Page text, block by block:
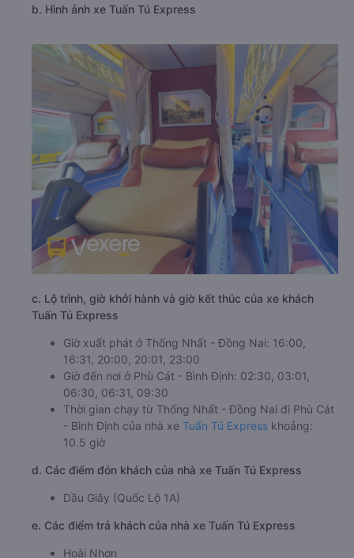
b. Hình ảnh xe Tuấn Tú Express
c. Lộ trình, giờ khởi hành và giờ kết thúc của xe khách
Tuấn Tú Express
Giờ xuất phát ở Thống Nhất - Đồng Nai: 16:00,
16:31, 20:00, 20:01, 23:00
Giờ đến nơi ở Phù Cát - Bình Định: 02:30, 03:01,
06:30, 06:31, 09:30
Thời gian chạy từ Thống Nhất - Đồng Nai đi Phù Cát
- Bình Định của nhà xe Tuấn Tú Express khoảng:
10.5 giờ
d. Các điểm đón khách của nhà xe Tuấn Tú Express
Dầu Giây (Quốc Lộ 1A)
e. Các điểm trả khách của nhà xe Tuấn Tú Express
Hoài Nhơn